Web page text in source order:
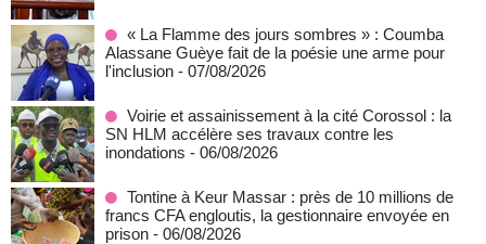
« La Flamme des jours sombres » : Coumba
Alassane Guèye fait de la poésie une arme pour
l'inclusion - 07/08/2026
Voirie et assainissement à la cité Corossol : la
SN HLM accélère ses travaux contre les
inondations - 06/08/2026
Tontine à Keur Massar : près de 10 millions de
francs CFA engloutis, la gestionnaire envoyée en
prison - 06/08/2026